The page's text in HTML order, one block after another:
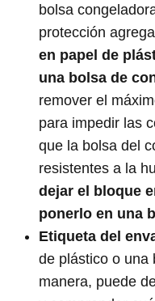
bolsa
protección
en papel de
una bolsa de
remover el
para impedir las
que la bolsa del
resistentes a la
dejar el bloque
ponerlo en una
Etiqueta del
de plástico o una
manera, puede